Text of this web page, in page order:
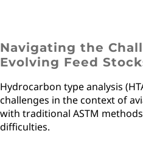
Navigating the
Evolving Feed
Hydrocarbon type analysis
challenges in the context of
with traditional ASTM
difficulties.